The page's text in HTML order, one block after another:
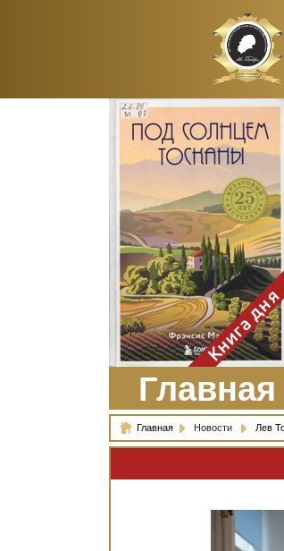
Здесь, в своем
итальянском доме, я вновь
испытала первичную
радость единения с
природой. Дом открыт
для бабочек, стрекоз, пчёл
или всех, кто пожелает
влететь в одно окно и
вылететь из другого. Едим
мы почти всегда во
дворе. Во мне настолько
возродился здравый
смысл моей матери -
умение наслаждаться
настоящим и не спешить, -
что даже нашлось время
отполировать до блеска
оконное стекло.
ЗаказатьКнига дня
Главная
Главная Новости Лев